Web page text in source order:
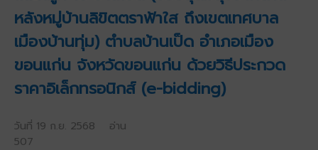
หลังหมู่บ้านลิขิตตราฟ้าใส ถึงเขตเทศบาล
เมืองบ้านทุ่ม) ตำบลบ้านเป็ด อำเภอเมือง
ขอนแก่น จังหวัดขอนแก่น ด้วยวิธีประกวด
ราคาอิเล็กทรอนิกส์ (e-bidding)
วันที่ 19 ก.ย. 2568 อ่าน
507